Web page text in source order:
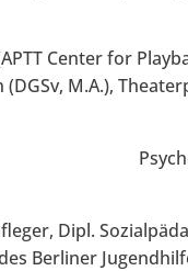
Center for
M.A.),
Dipl.
Berliner